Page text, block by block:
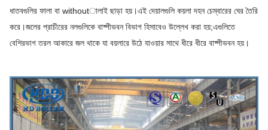
ধাতবগুলির ফালা বা withoutালাই ছাড়া হয়।এই দেয়ালগুলি কয়লা দহন চেম্বারের ঘের তৈরি
করে।জলের প্রাচীরের নলগুলিকে বাষ্পীভবন বিভাগ হিসাবেও উল্লেখ করা হয়;এগুলিতে
বেশিরভাগ তরল আকারে জল থাকে যা বয়লারে উঠে যাওয়ার সাথে ধীরে ধীরে বাষ্পীভবন হয়।